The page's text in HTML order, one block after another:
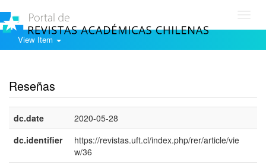
View Item
Reseñas
dc.date
2020-05-28
dc.identifier
https://revistas.uft.cl/index.php/rer/article/vie
w/36